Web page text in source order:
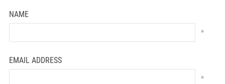
NAME
*
EMAIL ADDRESS
*